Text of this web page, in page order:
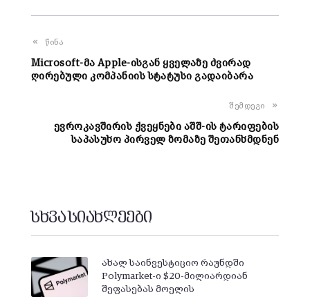
წინა
Microsoft-მა Apple-ისგან ყველაზე ძვირად
ღირებული კომპანიის სტატუსი გადაიბარა
შემდეგი
ევროკავშირის ქვეყნები აშშ-ის ტარიფების
საპასუხო პირველ ზომაზე შეთანხმდნენ
სხვა სიახლეები
ახალ საინვესტიციო რაუნდში
Polymarket-ი $20-მილიარდიან
შეფასებას მოელის